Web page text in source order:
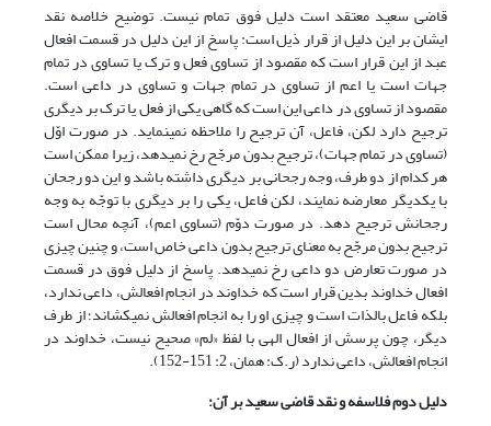
قاضی سعید معتقد است دلیل فوق تمام نیست. توضیح خلاصه نقد
ایشان بر این دلیل از قرار ذیل است: پاسخ از این دلیل در قسمت افعال
عبد از این قرار است که مقصود از تساوی فعل و ترک یا تساوی در تمام
جهات است یا اعم از تساوی در تمام جهات و تساوی در داعی است.
مقصود از تساوی در داعی این است که گاهی یکی از فعل یا ترک بر دیگری
ترجیح دارد لکن، فاعل، آن ترجیح را ملاحظه نمی‏نماید. در صورت اوّل
(تساوی در تمام جهات)، ترجیح بدون مرجّح رخ نمی‏دهد، زیرا ممکن است
هر کدام از دو طرف، وجه رجحانی بر دیگری داشته باشد و این دو رجحان
با یکدیگر معارضه نمایند، لکن فاعل، یکی را بر دیگری با توجّه به وجه
رجحانش ترجیح دهد. در صورت دوّم (تساوی اعم)، آنچه محال است
ترجیح بدون مرجّح به معنای ترجیح بدون داعی خاص است، و چنین چیزی
در صورت تعارض دو داعی رخ نمی‏دهد. پاسخ از دلیل فوق در قسمت
افعال خداوند بدین قرار است که خداوند در انجام افعالش، داعی ندارد،
بلکه فاعل بالذات است و چیزی او را به انجام افعالش نمی‏کشاند؛ از طرف
دیگر، چون پرسش از افعال الهی با لفظ «لم» صحیح نیست، خداوند در
انجام افعالش، داعی ندارد (ر.ک: همان، 2: 151-152).
دلیل دوم فلاسفه و نقد قاضی سعید بر آن: